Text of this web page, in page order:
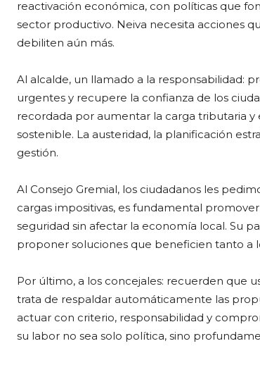
reactivación económica, con políticas que
sector productivo. Neiva necesita acciones
debiliten aún más.
Al alcalde, un llamado a la responsabilidad:
urgentes y recupere la confianza de los
recordada por aumentar la carga tributaria y
sostenible. La austeridad, la planificación
gestión.
Al Consejo Gremial, los ciudadanos les
cargas impositivas, es fundamental
seguridad sin afectar la economía local. Su
proponer soluciones que beneficien tanto a
Por último, a los concejales: recuerden que
trata de respaldar automáticamente las
actuar con criterio, responsabilidad y
su labor no sea solo política, sino